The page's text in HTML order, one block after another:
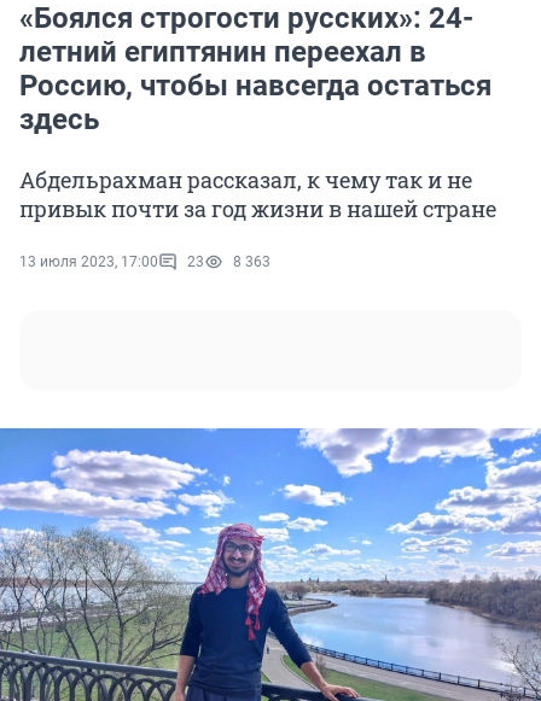
«Боялся строгости русских»: 24-
летний египтянин переехал в
Россию, чтобы навсегда остаться
здесь
Абдельрахман рассказал, к чему так и не
привык почти за год жизни в нашей стране
13 июля 2023, 17:00 23 8 363